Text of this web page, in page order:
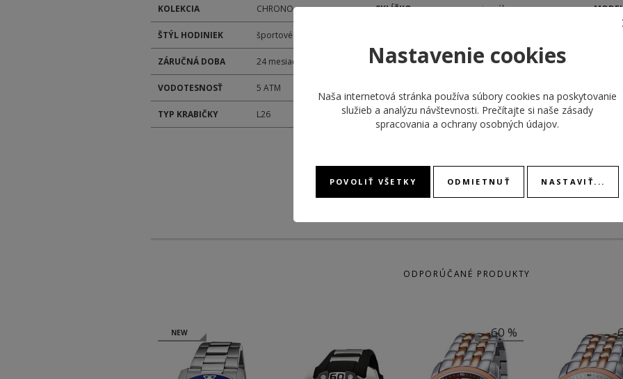
KOLEKCIA CHRONO
ŠTÝL HODINIEK športové
ZÁRUČNÁ DOBA 24 mesiacov
VODOTESNOSŤ 5 ATM
TYP KRABIČKY L26
SKLÍČKO minerálne
ROZMER PUZDRA 42 mm
REMIENKA
remienok kaučuk
ZAPÍNANIE
štandardná pracka
ODPORÚČANÉ PRODUKTY
NEW -60 % -
Nastavenie cookies
Naša internetová stránka používa súbory cookies na poskytovanie
služieb a analýzu návštevnosti. Prečítajte si naše zásady
spracovania a ochrany osobných údajov.
POVOLIŤ VŠETKY ODMIETNUŤ NASTAVIŤ...